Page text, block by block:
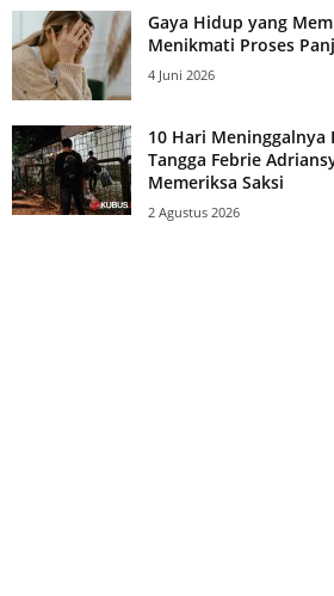
Gaya Hidup yang
Menikmati Proses
4 Juni 2026
10 Hari Meninggalnya
Tangga Febrie
Memeriksa Saksi
2 Agustus 2026